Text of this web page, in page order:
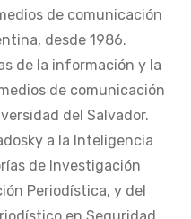
de comunicación
desde 1986.
de la información y la
de comunicación
del Salvador.
a la Inteligencia
de Investigación
Periodística, y del
en Seguridad